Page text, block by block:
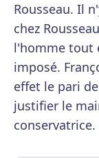
Rousseau. Il
chez
l'homme tout
imposé.
effet le pari
justifier le
conservatrice.